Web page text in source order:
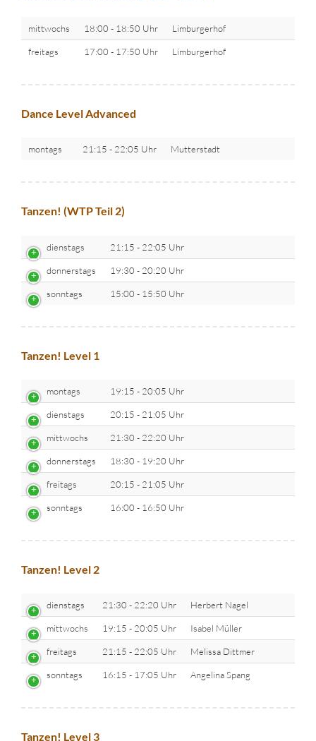
mittwochs 18:00 - 18:50 Uhr Limburgerhof
freitags 17:00 - 17:50 Uhr Limburgerhof
Dance Level Advanced
montags 21:15 - 22:05 Uhr Mutterstadt
Tanzen! (WTP Teil 2)
dienstags 21:15 - 22:05 Uhr
donnerstags 19:30 - 20:20 Uhr
sonntags 15:00 - 15:50 Uhr
Tanzen! Level 1
montags 19:15 - 20:05 Uhr
dienstags 20:15 - 21:05 Uhr
mittwochs 21:30 - 22:20 Uhr
donnerstags 18:30 - 19:20 Uhr
freitags 20:15 - 21:05 Uhr
sonntags 16:00 - 16:50 Uhr
Tanzen! Level 2
dienstags 21:30 - 22:20 Uhr Herbert Nagel
mittwochs 19:15 - 20:05 Uhr Isabel Müller
freitags 21:15 - 22:05 Uhr Melissa Dittmer
sonntags 16:15 - 17:05 Uhr Angelina Spang
Tanzen! Level 3